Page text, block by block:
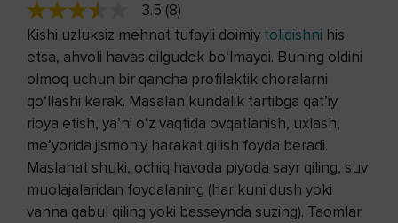
3.5 (8)
Kishi uzluksiz mehnat tufayli doimiy toliqishni his
etsa, ahvoli havas qilgudek bo‘lmaydi. Buning oldini
olmoq uchun bir qancha profilaktik choralarni
qo‘llashi kerak. Masalan kundalik tartibga qat’iy
rioya etish, ya’ni o‘z vaqtida ovqatlanish, uxlash,
me’yorida jismoniy harakat qilish foyda beradi.
Maslahat shuki, ochiq havoda piyoda sayr qiling, suv
muolajalaridan foydalaning (har kuni dush yoki
vanna qabul qiling yoki basseynda suzing). Taomlar